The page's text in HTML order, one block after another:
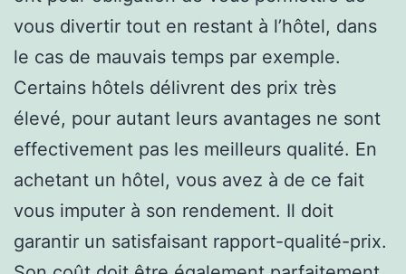
vous divertir tout en restant à l’hôtel, dans
le cas de mauvais temps par exemple.
Certains hôtels délivrent des prix très
élevé, pour autant leurs avantages ne sont
effectivement pas les meilleurs qualité. En
achetant un hôtel, vous avez à de ce fait
vous imputer à son rendement. Il doit
garantir un satisfaisant rapport-qualité-prix.